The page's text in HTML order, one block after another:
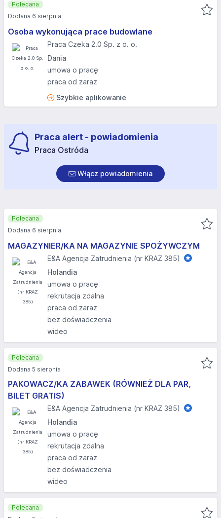
Osoba wykonująca prace budowlane
Praca Czeka 2.0 Sp. z o. o.
Dania
umowa o pracę
praca od zaraz
Szybkie aplikowanie
Polecana
Dodana 6 sierpnia
Praca alert - powiadomienia
Praca Ostróda
Włącz powiadomienia
MAGAZYNIER/KA NA MAGAZYNIE SPOŻYWCZYM
E&A Agencja Zatrudnienia (nr KRAZ 385)
Holandia
umowa o pracę
rekrutacja zdalna
praca od zaraz
bez doświadczenia
wideo
Polecana
Dodana 6 sierpnia
PAKOWACZ/KA ZABAWEK (RÓWNIEŻ DLA PAR,
BILET GRATIS)
E&A Agencja Zatrudnienia (nr KRAZ 385)
Holandia
umowa o pracę
rekrutacja zdalna
praca od zaraz
bez doświadczenia
wideo
Polecana
Dodana 5 sierpnia
Polecana